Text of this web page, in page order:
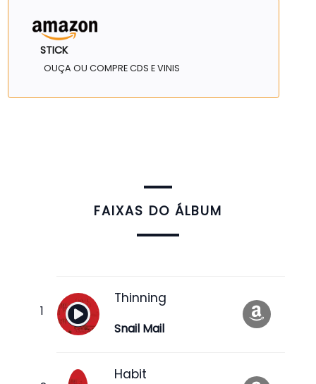
STICK
OUÇA OU COMPRE CDS E VINIS
FAIXAS DO ÁLBUM
Thinning
Snail Mail
Habit